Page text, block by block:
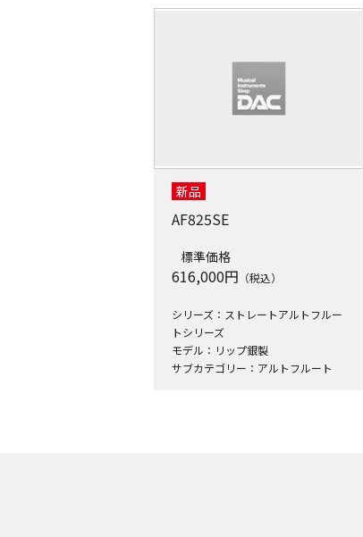
新品
AF825SE
標準価格
616,000円 （税込）
シリーズ：ストレートアルトフルー
トシリーズ
モデル：リップ銀製
サブカテゴリー：アルトフルート